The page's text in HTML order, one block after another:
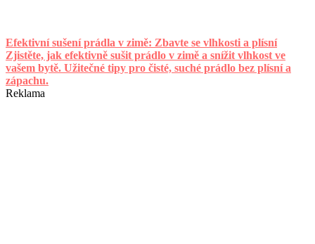
Efektivní sušení prádla v zimě: Zbavte se vlhkosti a plísní
Zjistěte, jak efektivně sušit prádlo v zimě a snížit vlhkost ve
vašem bytě. Užitečné tipy pro čisté, suché prádlo bez plísní a
zápachu.
Reklama